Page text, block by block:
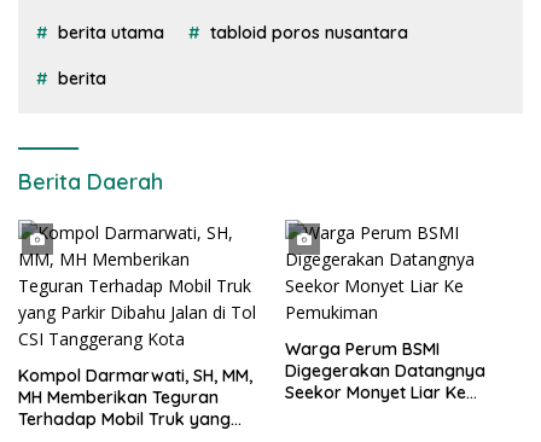
berita utama tabloid poros nusantara
berita
Berita Daerah
Kompol Darmarwati, SH, MM,
MH Memberikan Teguran
Terhadap Mobil Truk yang
Warga Perum BSMI
Digegerakan Datangnya
Seekor Monyet Liar Ke